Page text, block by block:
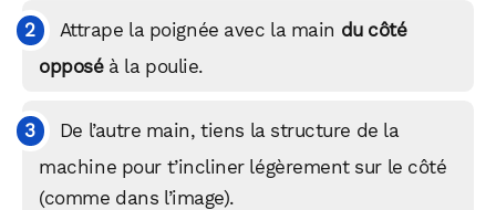
Attrape la poignée avec la main du côté
opposéà la poulie.
De l’autre main, tiens la structure de la
machine pour t’incliner légèrement sur le côté
(comme dans l’image).